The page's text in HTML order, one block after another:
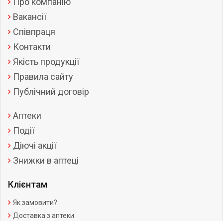
Вакансії
Співпраця
Контакти
Якість продукції
Правила сайту
Публічний договір
Аптеки
Події
Діючі акції
Знижки в аптеці
Клієнтам
Як замовити?
Доставка з аптеки